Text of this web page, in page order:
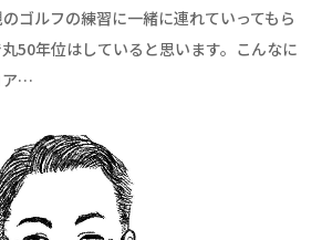
ゴルフの練習に一緒に連れていってもら
50年位はしていると思います。こんなに
ア…